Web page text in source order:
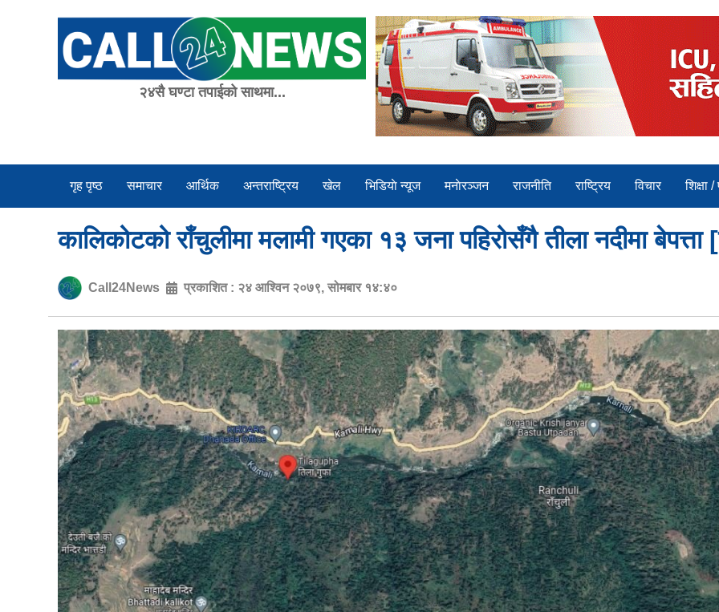
२४सै घण्टा तपाईको साथमा...
गृह पृष्ठ समाचार आर्थिक अन्तराष्ट्रिय खेल भिडियाे न्यूज मनाेरञ्जन राजनीति राष्ट्रिय विचार शिक्षा /
कालिकोटको राँचुलीमा मलामी गएका १३ जना पहिरोसँगै तीला नदीमा बेपत्ता
Call24News प्रकाशित : २४ आश्विन २०७९, सोमबार १४:४०